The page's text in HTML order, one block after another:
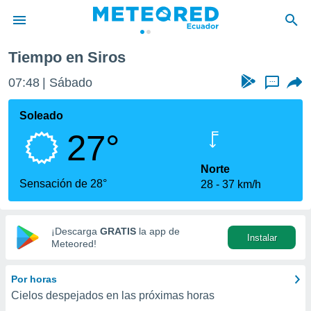
de
ha
calidad.
a este
las
y
digital
basada
Tiempo en Siros
07:48 Sábado ...
Soleado
27°
Sensación de 28°
Norte
28
37 km/h
¡Descarga GRATIS la app de
Meteored!
Instalar
Por horas
Cielos despejados en las próximas horas